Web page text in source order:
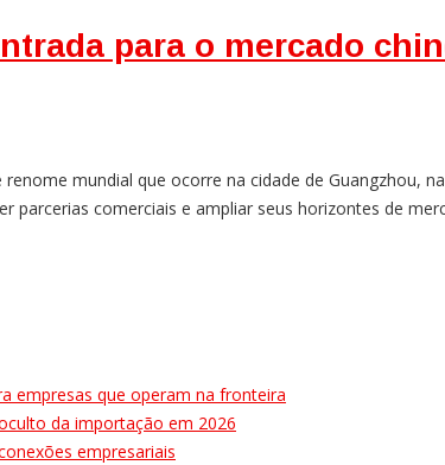
para o mercado
mundial que ocorre na cidade de Guangzhou,
parcerias comerciais e ampliar seus horizontes de
empresas que operam na fronteira
da importação em 2026
empresariais